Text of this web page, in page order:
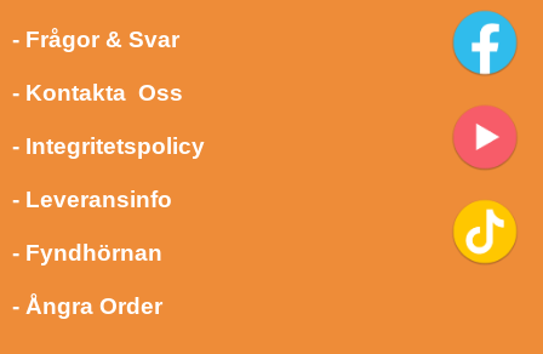
- Frågor & Svar
- Kontakta Oss
- Integritetspolicy
- Leveransinfo
- Fyndhörnan
- Ångra Order